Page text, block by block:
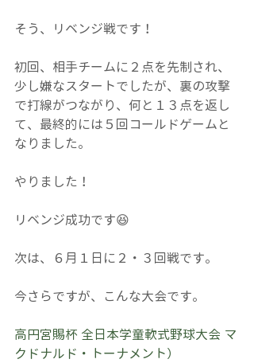
そう、リベンジ戦です！
初回、相手チームに２点を先制され、
少し嫌なスタートでしたが、裏の攻撃
で打線がつながり、何と１３点を返し
て、最終的には５回コールドゲームと
なりました。
やりました！
リベンジ成功です😆
次は、６月１日に２・３回戦です。
今さらですが、こんな大会です。
高円宮賜杯 全日本学童軟式野球大会 マ
クドナルド・トーナメント）